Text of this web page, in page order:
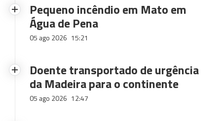
Pequeno incêndio em Mato em
Água de Pena
05 ago 2026 15:21
Doente transportado de urgência
da Madeira para o continente
05 ago 2026 12:47